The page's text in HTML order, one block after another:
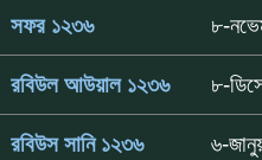
সফর ১২৩৬ ৮-
রবিউল আউয়াল ১২৩৬ ৮-
রবিউস সানি ১২৩৬ ৬-